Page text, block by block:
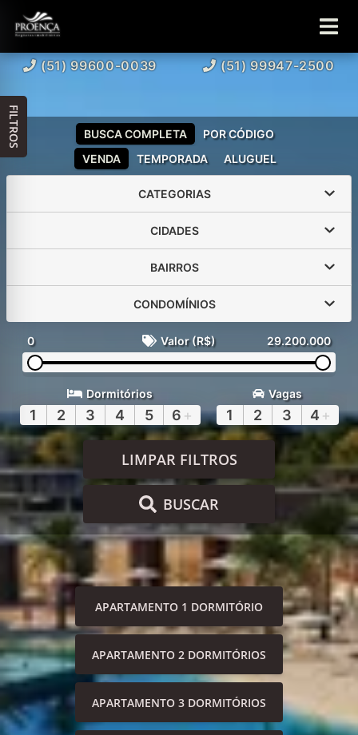
(51) 99600-0039 (51) 99947-2500
VENDA TEMPORADA ALUGUEL
BUSCA COMPLETA POR CÓDIGO
CATEGORIAS
CIDADES
BAIRROS
CONDOMÍNIOS
0 Valor (R$) 29.200.000
Dormitórios
1 2 3 4 5 6 +
Vagas
1 2 3 4 +
LIMPAR FILTROS
BUSCAR
APARTAMENTO 1 DORMITÓRIO
APARTAMENTO 2 DORMITÓRIOS
APARTAMENTO 3 DORMITÓRIOS
FILTROS